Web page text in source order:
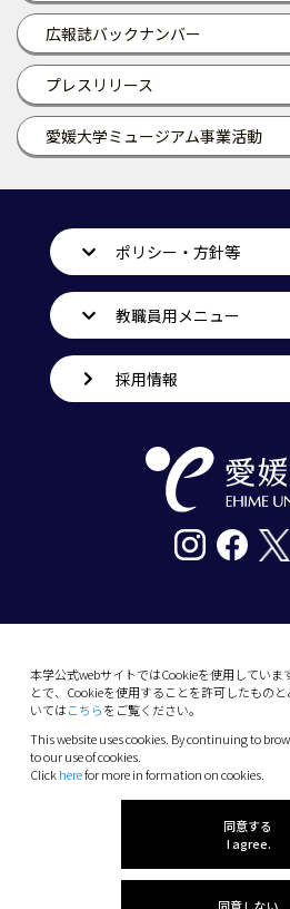
広報誌バックナンバー
プレスリリース
愛媛大学ミュージアム事業活動
本学公式webサイトではCookieを使用していま
とで、Cookieを使用することを許可したもの
いてはこちらをご覧ください。
This website uses cookies. By continuing to
to our use of cookies.
Clickherefor more in formation on cookies.
同意する
I agree.
ポリシー・方針等
教職員用メニュー
採用情報
10-13 Dogo-Himata, Matsuyama,
Phone: +81 89-927-9000
(C) 2026 Ehime